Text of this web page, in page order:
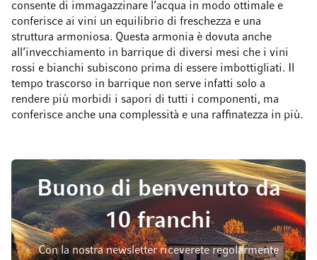
consente di immagazzinare l’acqua in modo ottimale e
conferisce ai vini un equilibrio di freschezza e una
struttura armoniosa. Questa armonia è dovuta anche
all’invecchiamento in barrique di diversi mesi che i vini
rossi e bianchi subiscono prima di essere imbottigliati. Il
tempo trascorso in barrique non serve infatti solo a
rendere più morbidi i sapori di tutti i componenti, ma
conferisce anche una complessità e una raffinatezza in più.
Buono di benvenuto da
10 franchi
Con la nostra newsletter riceverete regolarmente